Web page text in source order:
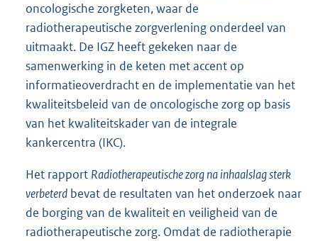
oncologische zorgketen, waar de
radiotherapeutische zorgverlening onderdeel van
uitmaakt. De IGZ heeft gekeken naar de
samenwerking in de keten met accent op
informatieoverdracht en de implementatie van het
kwaliteitsbeleid van de oncologische zorg op basis
van het kwaliteitskader van de integrale
kankercentra (IKC).
Het rapport Radiotherapeutische zorg na inhaalslag sterk
verbeterd bevat de resultaten van het onderzoek naar
de borging van de kwaliteit en veiligheid van de
radiotherapeutische zorg. Omdat de radiotherapie